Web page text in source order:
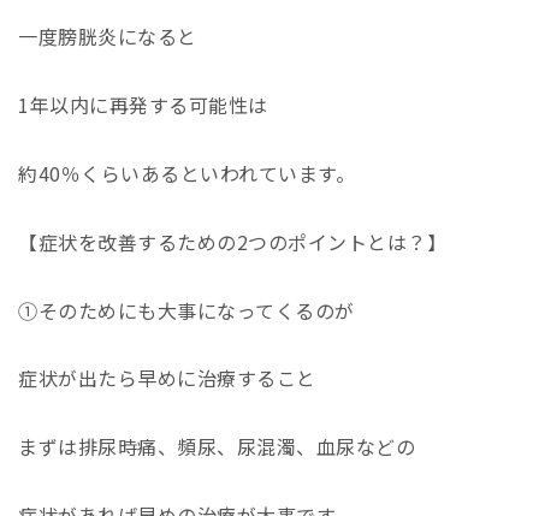
一度膀胱炎になると
1年以内に再発する可能性は
約40％くらいあるといわれています。
【症状を改善するための2つのポイントとは？】
①そのためにも大事になってくるのが
症状が出たら早めに治療すること
まずは排尿時痛、頻尿、尿混濁、血尿などの